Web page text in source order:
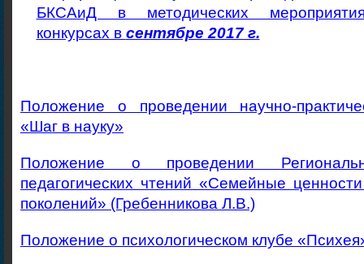
БКСАиД в методических
конкурсах в сентябре 2017 г.
Положение о проведении научно-
«Шаг в науку»
Положение о проведении
педагогических чтений «Семейные
поколений» (Гребенникова Л.В.)
Положение о психологическом клубе